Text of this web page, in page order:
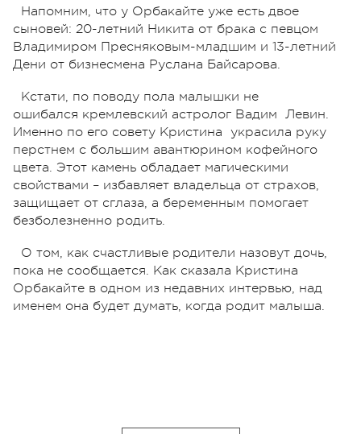
Напомним, что у Орбакайте уже есть двое
сыновей: 20-летний Никита от брака с певцом
Владимиром Пресняковым-младшим и 13-летний
Дени от бизнесмена Руслана Байсарова.
Кстати, по поводу пола малышки не
ошибался кремлевский астролог Вадим Левин.
Именно по его совету Кристина украсила руку
перстнем с большим авантюрином кофейного
цвета. Этот камень обладает магическими
свойствами – избавляет владельца от страхов,
защищает от сглаза, а беременным помогает
безболезненно родить.
О том, как счастливые родители назовут дочь,
пока не сообщается. Как сказала Кристина
Орбакайте в одном из недавних интервью, над
именем она будет думать, когда родит малыша.